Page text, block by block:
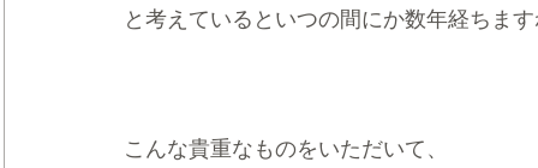
と考えているといつの間にか数年経ちま
こんな貴重なものをいただいて、